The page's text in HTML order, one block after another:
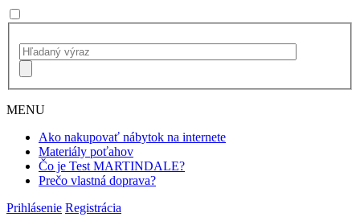
MENU
Ako nakupovať nábytok na internete
Materiály poťahov
Čo je Test MARTINDALE?
Prečo vlastná doprava?
Prihlásenie Registrácia